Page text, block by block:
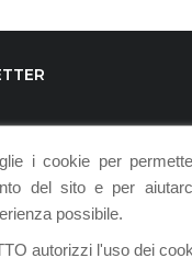
i cookie per
del sito e per
possibile.
autorizzi l'uso dei